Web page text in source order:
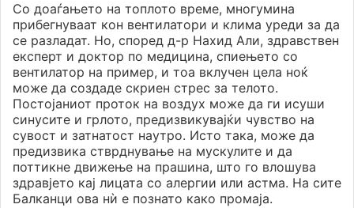
Со доаѓањето на топлото време, многумина
прибегнуваат кон вентилатори и клима уреди за да
се разладат. Но, според д-р Нахид Али, здравствен
експерт и доктор по медицина, спиењето со
вентилатор на пример, и тоа вклучен цела ноќ
може да создаде скриен стрес за телото.
Постојаниот проток на воздух може да ги исуши
синусите и грлото, предизвикувајќи чувство на
сувост и затнатост наутро. Исто така, може да
предизвика стврднување на мускулите и да
поттикне движење на прашина, што го влошува
здравјето кај лицата со алергии или астма. На сите
Балканци ова нѝ е познато како промаја.